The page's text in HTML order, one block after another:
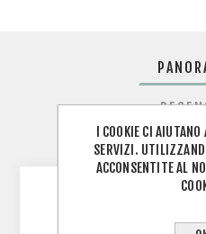
I COOKIE CI
SERVIZI.
ACCONSENTITE AL